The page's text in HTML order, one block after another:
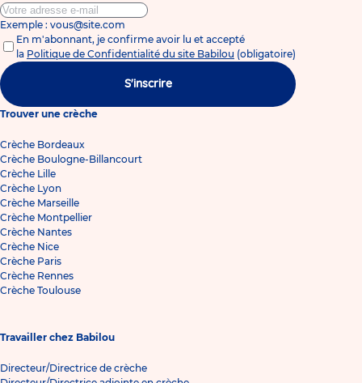
Exemple : vous@site.com
En m'abonnant, je confirme avoir lu et accepté
la Politique de Confidentialité du site Babilou (obligatoire)
S'inscrire
Trouver une crèche
Crèche Bordeaux
Crèche Boulogne-Billancourt
Crèche Lille
Crèche Lyon
Crèche Marseille
Crèche Montpellier
Crèche Nantes
Crèche Nice
Crèche Paris
Crèche Rennes
Crèche Toulouse
Travailler chez Babilou
Directeur/Directrice de crèche